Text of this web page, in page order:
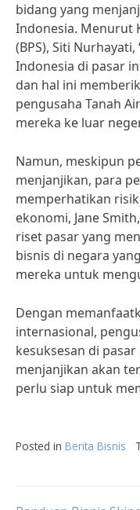
bidang yang
Indonesia. Menurut
(BPS), Siti
Indonesia di pasar
dan hal ini
pengusaha Tanah
mereka ke luar
Namun, meskipun
menjanjikan, para
memperhatikan
ekonomi, Jane
riset pasar yang
bisnis di negara
mereka untuk
Dengan
internasional,
kesuksesan di
menjanjikan akan
perlu siap untuk
Posted in Berita Bisnis